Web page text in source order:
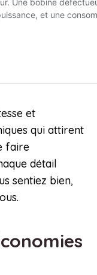
et
qui attirent
faire
détail
sentiez bien,